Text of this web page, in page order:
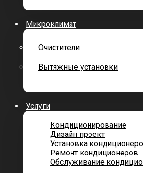
Микроклимат
Очистители
Вытяжные установки
Услуги
Кондиционирование
Дизайн проект
Установка
Ремонт кондиционеров
Обслуживание